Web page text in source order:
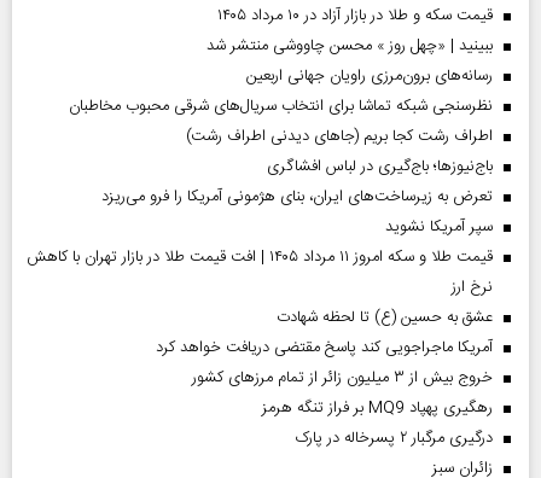
قیمت سکه و طلا در بازار آزاد در ۱۰ مرداد ۱۴۰۵
ببینید | «چهل روز » محسن چاووشی منتشر شد
رسانه‌های برون‌مرزی راویان جهانی اربعین
نظرسنجی شبکه تماشا برای انتخاب سریال‌های شرقی محبوب مخاطبان
اطراف رشت کجا بریم (جاهای دیدنی اطراف رشت)
باج‌نیوزها؛ باج‌گیری در لباس افشاگری
تعرض به زیرساخت‌های ایران، بنای هژمونی آمریکا را فرو می‌ریزد
سپر آمریکا نشوید
قیمت طلا و سکه امروز ۱۱ مرداد ۱۴۰۵ | افت قیمت طلا در بازار تهران با کاهش
نرخ ارز
عشق به حسین (ع) تا لحظه شهادت
آمریکا ماجراجویی کند پاسخ مقتضی دریافت خواهد کرد
خروج بیش از ۳ میلیون زائر از تمام مرز‌های کشور
رهگیری پهپاد MQ9 بر فراز تنگه هرمز
درگیری مرگبار ۲ پسرخاله در پارک
‌زائران سبز